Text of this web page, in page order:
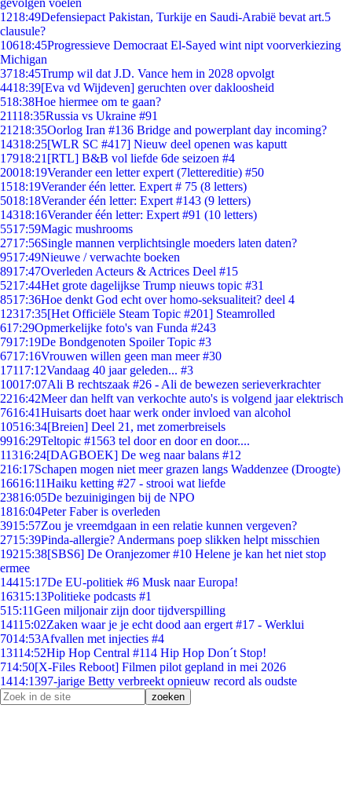
gevolgen voelen
1218:49Defensiepact Pakistan, Turkije en Saudi-Arabië bevat art.5
clausule?
10618:45Progressieve Democraat El-Sayed wint nipt voorverkiezing
Michigan
3718:45Trump wil dat J.D. Vance hem in 2028 opvolgt
4418:39[Eva vd Wijdeven] geruchten over dakloosheid
518:38Hoe hiermee om te gaan?
21118:35Russia vs Ukraine #91
21218:35Oorlog Iran #136 Bridge and powerplant day incoming?
14318:25[WLR SC #417] Nieuw deel openen was kaputt
17918:21 [RTL] B&B vol liefde 6de seizoen #4
20018:19Verander een letter expert (7lettereditie) #50
1518:19Verander één letter. Expert # 75 (8 letters)
5018:18Verander één letter: Expert #143 (9 letters)
14318:16Verander één letter: Expert #91 (10 letters)
5517:59Magic mushrooms
2717:56Single mannen verplichtsingle moeders laten daten?
9517:49Nieuwe / verwachte boeken
8917:47Overleden Acteurs & Actrices Deel #15
5217:44Het grote dagelijkse Trump nieuws topic #31
8517:36Hoe denkt God echt over homo-seksualiteit? deel 4
12317:35[Het Officiële Steam Topic #201] Steamrolled
617:29Opmerkelijke foto's van Funda #243
7917:19De Bondgenoten Spoiler Topic #3
6717:16Vrouwen willen geen man meer #30
17117:12Vandaag 40 jaar geleden... #3
10017:07Ali B rechtszaak #26 - Ali de bewezen serieverkrachter
2216:42Meer dan helft van verkochte auto's is volgend jaar elektrisch
7616:41Huisarts doet haar werk onder invloed van alcohol
10516:34[Breien] Deel 21, met zomerbreisels
9916:29Teltopic #1563 tel door en door en door....
11316:24[DAGBOEK] De weg naar balans #12
216:17Schapen mogen niet meer grazen langs Waddenzee (Droogte)
16616:11Haiku ketting #27 - strooi wat liefde
23816:05De bezuinigingen bij de NPO
1816:04Peter Faber is overleden
3915:57Zou je vreemdgaan in een relatie kunnen vergeven?
2715:39Pinda-allergie? Andermans poep slikken helpt misschien
19215:38[SBS6] De Oranjezomer #10 Helene je kan het niet stop
ermee
14415:17De EU-politiek #6 Musk naar Europa!
16315:13Politieke podcasts #1
515:11Geen miljonair zijn door tijdverspilling
14115:02Zaken waar je je echt dood aan ergert #17 - Werklui
7014:53Afvallen met injecties #4
13114:52Hip Hop Central #114 Hip Hop Don´t Stop!
714:50[X-Files Reboot] Filmen pilot gepland in mei 2026
1414:1397-jarige Betty verbreekt opnieuw record als oudste